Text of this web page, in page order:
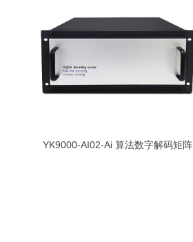
YK9000-AI02-Ai 算法数字解码矩阵